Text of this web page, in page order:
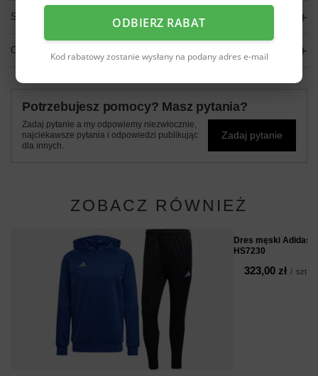
SZCZEGÓŁOWE DANE
OPINIE
Potrzebujesz pomocy? Masz pytania?
Zadaj pytanie a my odpowiemy niezwłocznie,
najciekawsze pytania i odpowiedzi publikując
dla innych.
Zadaj pytanie
ZOBACZ RÓWNIEŻ
Dres męski Adidas
HS7230
323,00 zł / szt.
ODBIERZ RABAT
Kod rabatowy zostanie wysłany na podany adres e-mail